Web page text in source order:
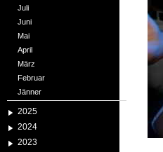
Juli
Juni
Mai
April
März
Februar
Jänner
2025
2024
2023